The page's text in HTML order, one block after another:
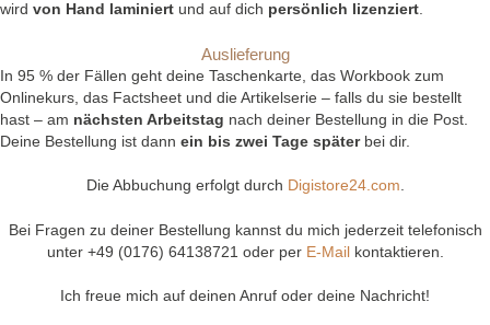
wird von Hand laminiert und auf dich persönlich lizenziert.
Auslieferung
In 95 % der Fällen geht deine Taschenkarte, das Workbook zum
Onlinekurs, das Factsheet und die Artikelserie – falls du sie bestellt
hast – am nächsten Arbeitstag nach deiner Bestellung in die Post.
Deine Bestellung ist dann ein bis zwei Tage späterbei dir.
Die Abbuchung erfolgt durch Digistore24.com.
Bei Fragen zu deiner Bestellung kannst du mich jederzeit telefonisch
unter +49 (0176) 64138721 oder per E-Mailkontaktieren.
Ich freue mich auf deinen Anruf oder deine Nachricht!